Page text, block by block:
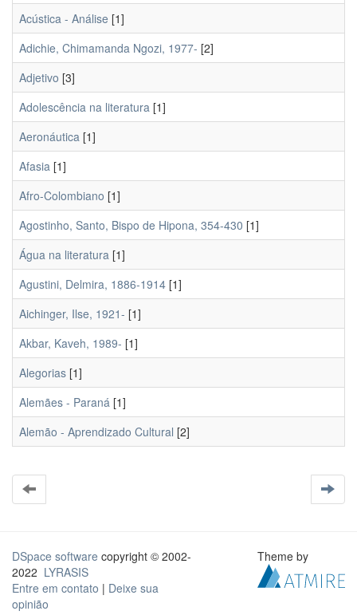
Acústica - Análise [1]
Adichie, Chimamanda Ngozi, 1977- [2]
Adjetivo [3]
Adolescência na literatura [1]
Aeronáutica [1]
Afasia [1]
Afro-Colombiano [1]
Agostinho, Santo, Bispo de Hipona, 354-430 [1]
Água na literatura [1]
Agustini, Delmira, 1886-1914 [1]
Aichinger, Ilse, 1921- [1]
Akbar, Kaveh, 1989- [1]
Alegorias [1]
Alemães - Paraná [1]
Alemão - Aprendizado Cultural [2]
DSpace software copyright © 2002-
2022 LYRASIS
Entre em contato | Deixe sua
opinião
Theme by